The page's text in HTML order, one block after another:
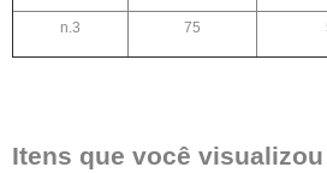
n.3 75
Itens que você